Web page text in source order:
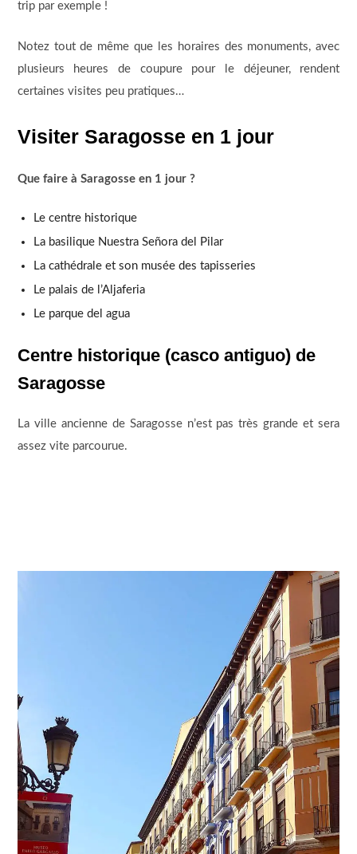
trip par exemple !
Notez tout de même que les horaires des monuments, avec
plusieurs heures de coupure pour le déjeuner, rendent
certaines visites peu pratiques…
Visiter Saragosse en 1 jour
Que faire à Saragosse en 1 jour ?
Le centre historique
La basilique Nuestra Señora del Pilar
La cathédrale et son musée des tapisseries
Le palais de l’Aljaferia
Le parque del agua
Centre historique (casco antiguo) de
Saragosse
La ville ancienne de Saragosse n’est pas très grande et sera
assez vite parcourue.